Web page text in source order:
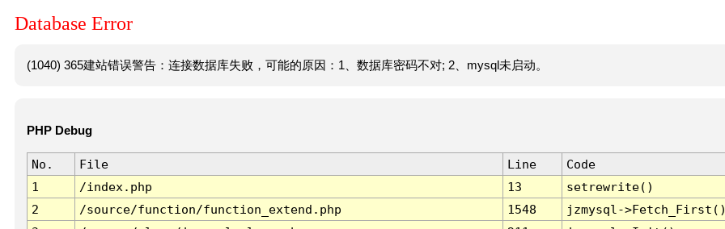
Database Error
(1040) 365建站错误警告：连接数据库失败，可能的原因：1、数据库密码不对; 2、mysql未启动。
PHP Debug
No. File Line
Code
1
/index.php 13
setrewrite()
2
/source/function/function_extend.php 1548
jzmysql-